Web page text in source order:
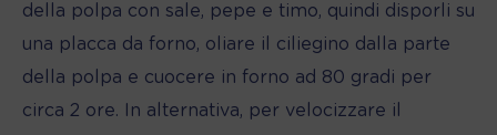
della polpa con sale, pepe e timo, quindi disporli su
una placca da forno, oliare il ciliegino dalla parte
della polpa e cuocere in forno ad 80 gradi per
circa 2 ore. In alternativa, per velocizzare il